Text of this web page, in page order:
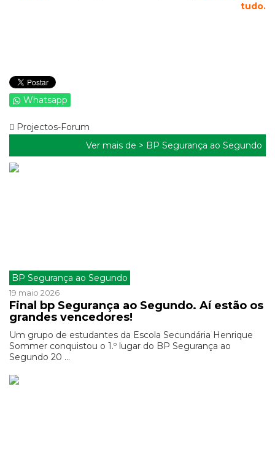
tudo.
Whatsapp
Projectos-Forum
Ver mais de > BP Segurança ao Segundo
BP Segurança ao Segundo
19 maio 2026
Final bp Segurança ao Segundo. Aí estão os
grandes vencedores!
Um grupo de estudantes da Escola Secundária Henrique
Sommer conquistou o 1.º lugar do BP Segurança ao
Segundo 20 ...